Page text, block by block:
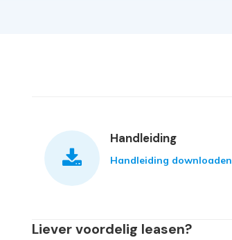
Handleiding
Handleiding downloaden
Liever voordelig leasen?